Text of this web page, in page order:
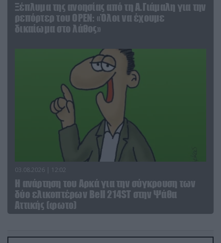
Ξέπλυμα της ανοησίας από τη Α.Γιάμαλη για την
ρεπόρτερ του ΟΡΕΝ: «Όλοι να έχουμε
δικαίωμα στο λάθος»
03.08.2026 | 12:02
Η ανάρτηση του Αρκά για την σύγκρουση των
δύο ελικοπτέρων Bell 214ST στην Ψάθα
Αττικής (φωτο)